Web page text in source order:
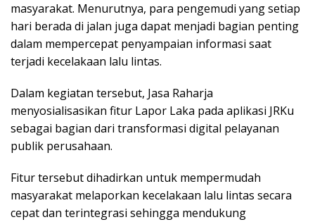
masyarakat. Menurutnya, para pengemudi yang setiap
hari berada di jalan juga dapat menjadi bagian penting
dalam mempercepat penyampaian informasi saat
terjadi kecelakaan lalu lintas.
Dalam kegiatan tersebut, Jasa Raharja
menyosialisasikan fitur Lapor Laka pada aplikasi JRKu
sebagai bagian dari transformasi digital pelayanan
publik perusahaan.
Fitur tersebut dihadirkan untuk mempermudah
masyarakat melaporkan kecelakaan lalu lintas secara
cepat dan terintegrasi sehingga mendukung